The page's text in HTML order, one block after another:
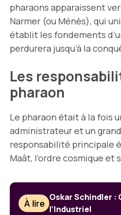
pharaons apparaissent
Narmer (ou Ménès), qui
établit les fondements
perdurera jusqu’à la
Les
pharaon
Le pharaon était à la fois
administrateur et un
responsabilité principale
Maât, l’ordre cosmique et
À lire
Oskar Schindler :
l’Industriel